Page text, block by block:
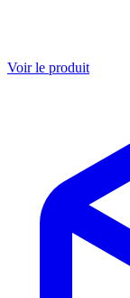
Voir le produit